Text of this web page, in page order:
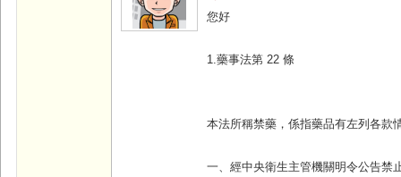
您好
1.藥事法第 22 條
本法所稱禁藥，係指藥品有左列各款
一、經中央衛生主管機關明令公告禁